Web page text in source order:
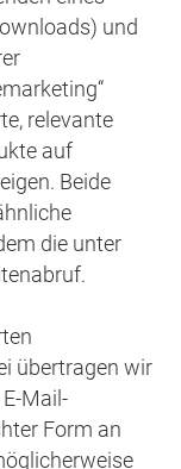
und
relevante
auf
Beide
die unter
übertragen wir
Mail-
Form an